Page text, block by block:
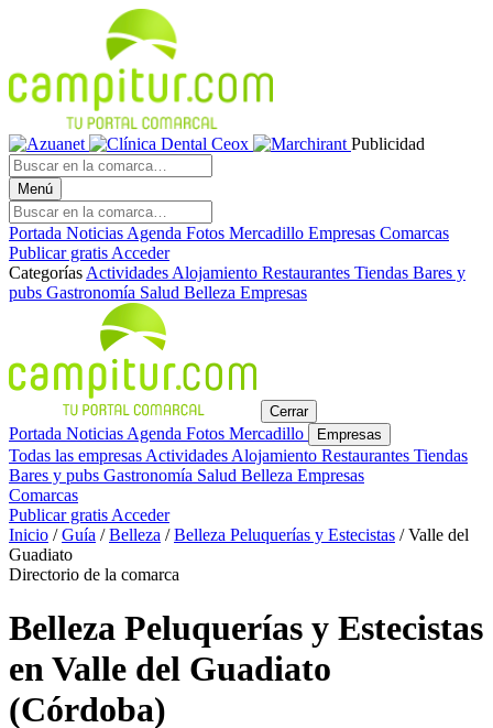
Publicidad
Menú
Portada Noticias Agenda Fotos Mercadillo Empresas Comarcas
Publicar gratis Acceder
Categorías Actividades Alojamiento Restaurantes Tiendas Bares y
pubs Gastronomía Salud Belleza Empresas
Cerrar
Portada Noticias Agenda Fotos Mercadillo Empresas
Todas las empresas Actividades Alojamiento Restaurantes Tiendas
Bares y pubs Gastronomía Salud Belleza Empresas
Comarcas
Publicar gratis Acceder
Inicio / Guía / Belleza / Belleza Peluquerías y Estecistas / Valle del
Guadiato
Directorio de la comarca
Belleza Peluquerías y Estecistas
en Valle del Guadiato
(Córdoba)